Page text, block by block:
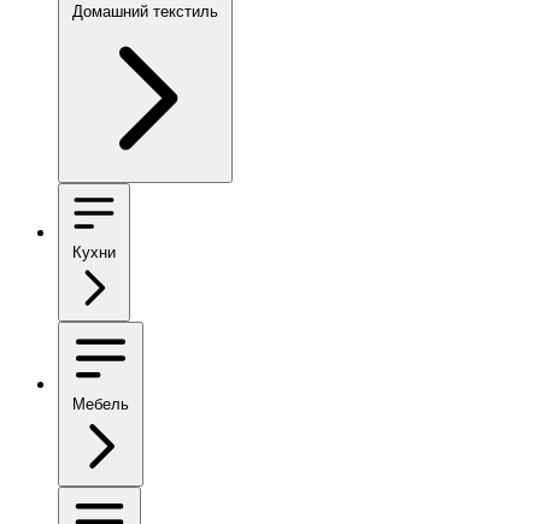
Домашний текстиль
Кухни
Мебель